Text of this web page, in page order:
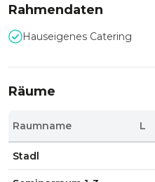
Rahmendaten
Hauseigenes Catering
Räume
Raumname L
Stadl